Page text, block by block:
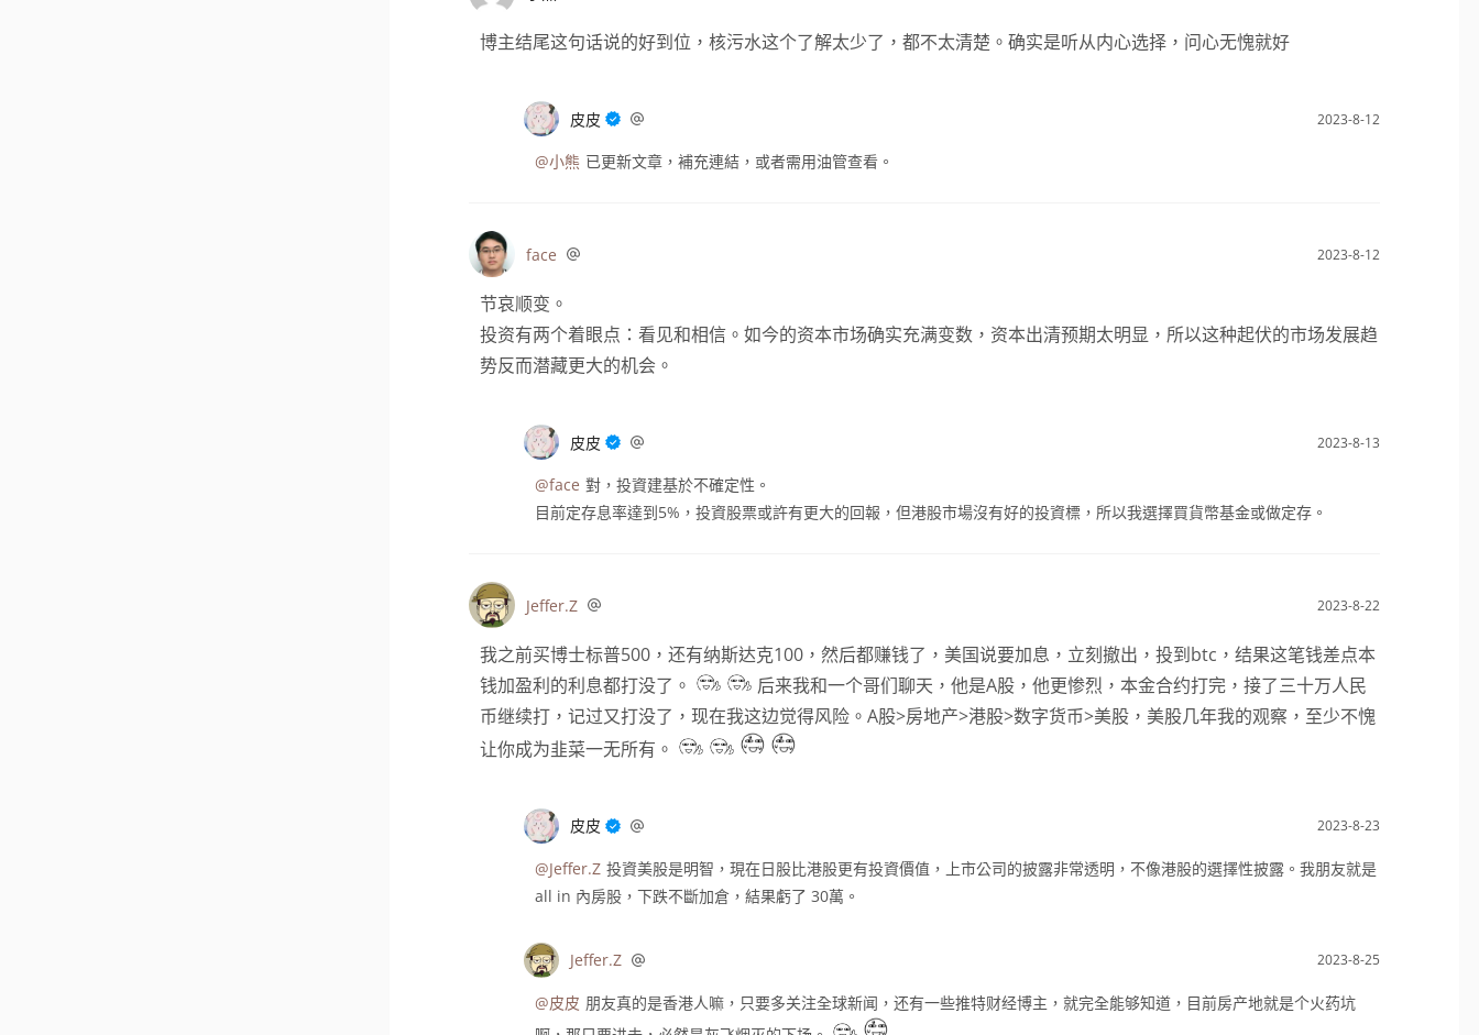
博主结尾这句话说的好到位，核污水这个了解太少了，都不太清楚。确实是听从内心选择，问心无愧就好
皮皮 2023-8-12
@小熊 已更新文章，補充連結，或者需用油管查看。
face 2023-8-12
节哀顺变。
投资有两个着眼点：看见和相信。如今的资本市场确实充满变数，资本出清预期太明显，所以这种起伏的市场发展趋
势反而潜藏更大的机会。
皮皮 2023-8-13
@face 對，投資建基於不確定性。
目前定存息率達到5%，投資股票或許有更大的回報，但港股市場沒有好的投資標，所以我選擇買貨幣基金或做定存。
Jeffer.Z 2023-8-22
我之前买博士标普500，还有纳斯达克100，然后都赚钱了，美国说要加息，立刻撤出，投到btc，结果这笔钱差点本
钱加盈利的利息都打没了。
后来我和一个哥们聊天，他是A股，他更惨烈，本金合约打完，接了三十万人民
币继续打，记过又打没了，现在我这边觉得风险。A股>房地产>港股>数字货币>美股，美股几年我的观察，至少不愧
让你成为韭菜一无所有。
皮皮 2023-8-23
@Jeffer.Z 投資美股是明智，現在日股比港股更有投資價值，上市公司的披露非常透明，不像港股的選擇性披露。我朋友就是
all in 內房股，下跌不斷加倉，結果虧了 30萬。
Jeffer.Z 2023-8-25
@皮皮 朋友真的是香港人嘛，只要多关注全球新闻，还有一些推特财经博主，就完全能够知道，目前房产地就是个火药坑